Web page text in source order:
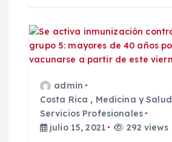
admin
Costa Rica , Medicina y Salud
Servicios Profesionales
julio 15, 2021
292 views